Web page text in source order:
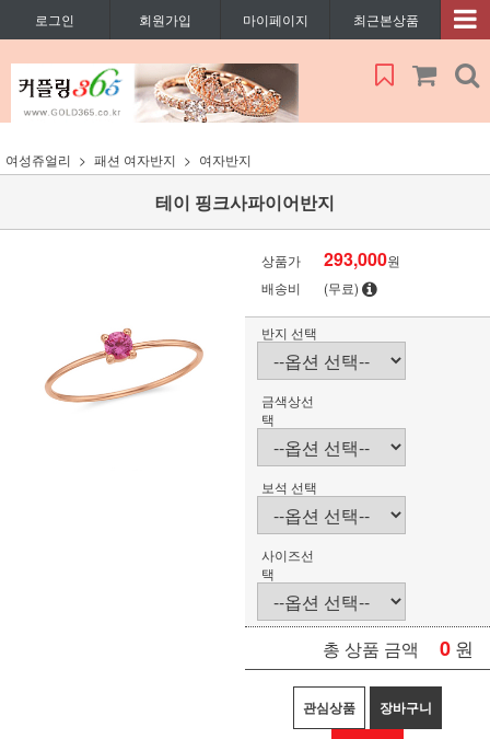
로그인 회원가입 마이페이지 최근본상품
여성쥬얼리 패션 여자반지 여자반지
테이 핑크사파이어반지
상품가 293,000원
배송비
(무료)
반지 선택
금색상선
택
보석 선택
사이즈선
택
총 상품 금액 0 원
관심상품 장바구니